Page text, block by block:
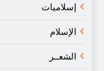
إسلاميات
الإسلام
الشعــر